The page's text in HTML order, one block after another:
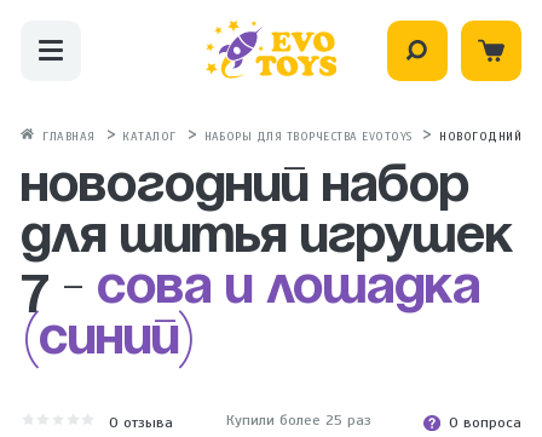
ГЛАВНАЯ КАТАЛОГ НАБОРЫ ДЛЯ ТВОРЧЕСТВА EVOTOYS НОВОГОДНИЙ
Новогодний набор
для шитья игрушек
7 - Сова и лошадка
(синий)
0 отзыва Купили более 25 раз
0 вопроса